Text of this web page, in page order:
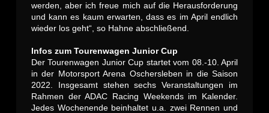
werden, aber ich freue mich auf die Herausforderung
und kann es kaum erwarten, dass es im April endlich
wieder los geht“, so Hahne abschließend.
Infos zum Tourenwagen Junior Cup
Der Tourenwagen Junior Cup startet vom 08.-10. April
in der Motorsport Arena Oschersleben in die Saison
2022. Insgesamt stehen sechs Veranstaltungen im
Rahmen der ADAC Racing Weekends im Kalender.
Jedes Wochenende beinhaltet u.a. zwei Rennen und